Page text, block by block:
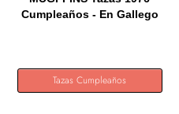
Cumpleaños - En Gallego
Tazas Cumpleaños